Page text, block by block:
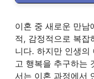
이혼 중 새로운 만남
적, 감정적으로 복잡
니다. 하지만 인생의
고 행복을 추구하는
서는 이혼 과정에서